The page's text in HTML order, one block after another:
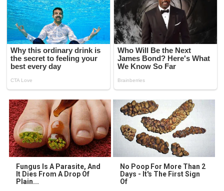
Fungus Is A Parasite, And
It Dies From A Drop Of
Plain...
No Poop For More Than 2
Days - It's The First Sign
Of